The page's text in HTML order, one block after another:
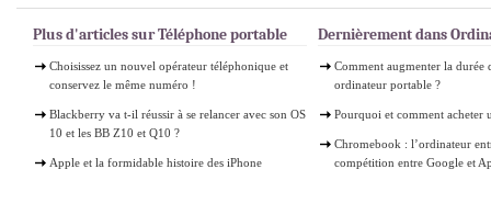
Plus d'articles sur Téléphone portable
Choisissez un nouvel opérateur téléphonique et
conservez le même numéro !
Blackberry va t-il réussir à se relancer avec son OS
10 et les BB Z10 et Q10 ?
Apple et la formidable histoire des iPhone
Dernièrement dans
Comment augmenter la durée
ordinateur portable ?
Pourquoi et comment acheter
Chromebook : l’ordinateur
compétition entre Google et